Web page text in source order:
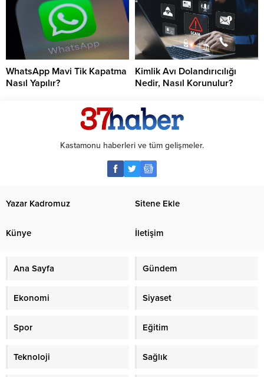
WhatsApp Mavi Tik Kapatma
Nasıl Yapılır?
Kimlik Avı Dolandırıcılığı
Nedir, Nasıl Korunulur?
Kastamonu haberleri ve tüm gelişmeler.
Yazar Kadromuz Sitene Ekle
Künye İletişim
Ana Sayfa Gündem
Ekonomi Siyaset
Spor Eğitim
Teknoloji Sağlık